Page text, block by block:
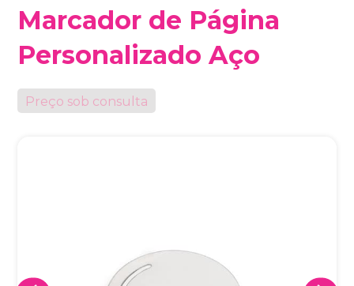
Marcador de Página
Personalizado Aço
Preço sob consulta
qualquer momento.